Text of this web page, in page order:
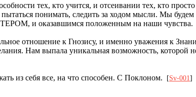
тех, кто учится, и отсеивании тех, кто
понимать, следить за ходом мысли. Мы будем
и оказавшимся положенным на наши чувства.
отношение к Гнозису, и именно уважения к
Нам выпала уникальная возможность, которой
из себя все, на что способен. С Поклоном. [Sv-001 ]